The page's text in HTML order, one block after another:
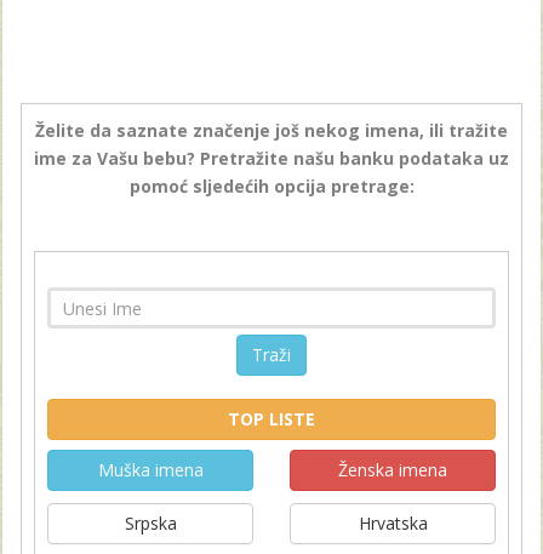
Želite da saznate značenje još nekog imena, ili tražite
ime za Vašu bebu? Pretražite našu banku podataka uz
pomoć sljedećih opcija pretrage:
Traži
TOP LISTE
Muška imena Ženska imena
Srpska Hrvatska